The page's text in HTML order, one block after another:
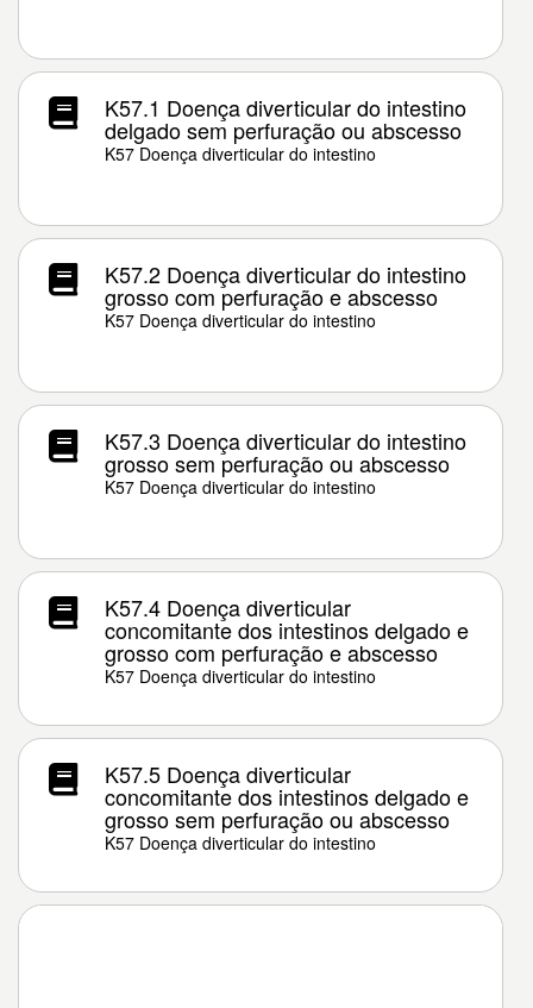
K57.1 Doença diverticular do intestino
delgado sem perfuração ou abscesso
K57 Doença diverticular do intestino
K57.2 Doença diverticular do intestino
grosso com perfuração e abscesso
K57 Doença diverticular do intestino
K57.3 Doença diverticular do intestino
grosso sem perfuração ou abscesso
K57 Doença diverticular do intestino
K57.4 Doença diverticular
concomitante dos intestinos delgado e
grosso com perfuração e abscesso
K57 Doença diverticular do intestino
K57.5 Doença diverticular
concomitante dos intestinos delgado e
grosso sem perfuração ou abscesso
K57 Doença diverticular do intestino